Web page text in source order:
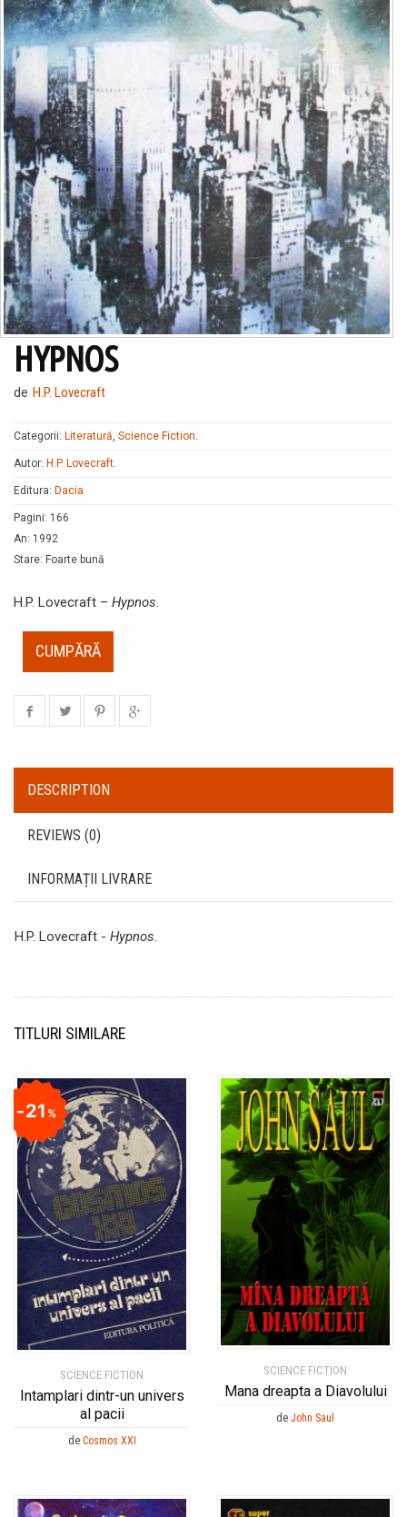
HYPNOS
de H.P. Lovecraft
Categorii: Literatură, Science Fiction.
Autor: H.P. Lovecraft.
Editura: Dacia
Pagini: 166
An: 1992
Stare: Foarte bună
H.P. Lovecraft – Hypnos.
CUMPĂRĂ
DESCRIPTION
REVIEWS (0)
INFORMAȚII LIVRARE
H.P. Lovecraft - Hypnos.
TITLURI SIMILARE
SCIENCE FICTION
Intamplari dintr-un univers
al pacii
21%
de Cosmos XXI
SCIENCE FICTION
Mana dreapta a Diavolului
de John Saul